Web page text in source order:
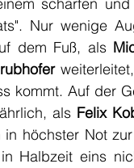
Nur wenige
dem Fuß, als
kommt. Auf der
als Felix
höchster Not
Halbzeit eins